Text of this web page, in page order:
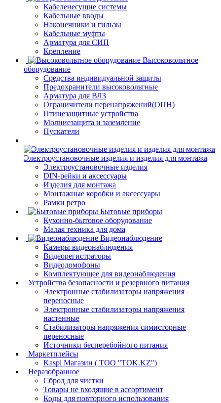
Кабеленесущие системы
Кабельные вводы
Наконечники и гильзы
Кабельные муфты
Арматура для СИП
Крепление
Высоковольтное
оборудование
Средства индивидуальной защиты
Предохранители высоковольтные
Арматура для ВЛЗ
Ограничители перенапряжений(ОПН)
Птицезащитные устройства
Молниезащита и заземление
Пускатели
Электроустановочные изделия и изделия для монтажа
Электроустановочные изделия
DIN-рейки и аксессуары
Изделия для монтажа
Монтажные коробки и аксессуары
Рамки ретро
Бытовые приборы
Кухонно-бытовое оборудование
Малая техника для дома
Видеонаблюдение
Камеры видеонаблюдения
Видеорегистраторы
Видеодомофоны
Комплектующее для видеонаблюдения
Устройства безопасности и резервного питания
Электронные стабилизаторы напряжения
переносные
Электронные стабилизаторы напряжения
настенные
Стабилизаторы напряжения симисторные
переносные
Источники бесперебойного питания
Маркетплейсы
Kaspi Магазин ( ТОО "TOK.KZ")
Неразобранное
Сброд для чистки
Товары не входящие в ассортимент
Коды для повторного использования